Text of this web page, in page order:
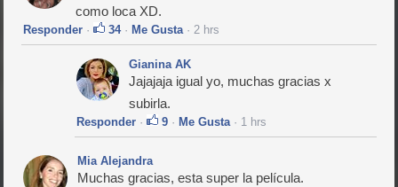
como loca XD.
Responder · 34· Me Gusta· 2 hrs
Gianina AK
Jajajaja igual yo, muchas gracias x
subirla.
Responder · 9 · Me Gusta· 1 hrs
Mia Alejandra
Muchas gracias, esta super la película.